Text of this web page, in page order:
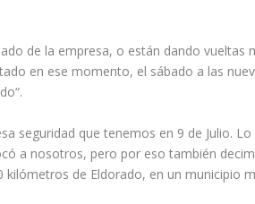
de la empresa, o están dando vueltas
en ese momento, el sábado a las
seguridad que tenemos en 9 de Julio. Lo
a nosotros, pero por eso también
de Eldorado, en un municipio